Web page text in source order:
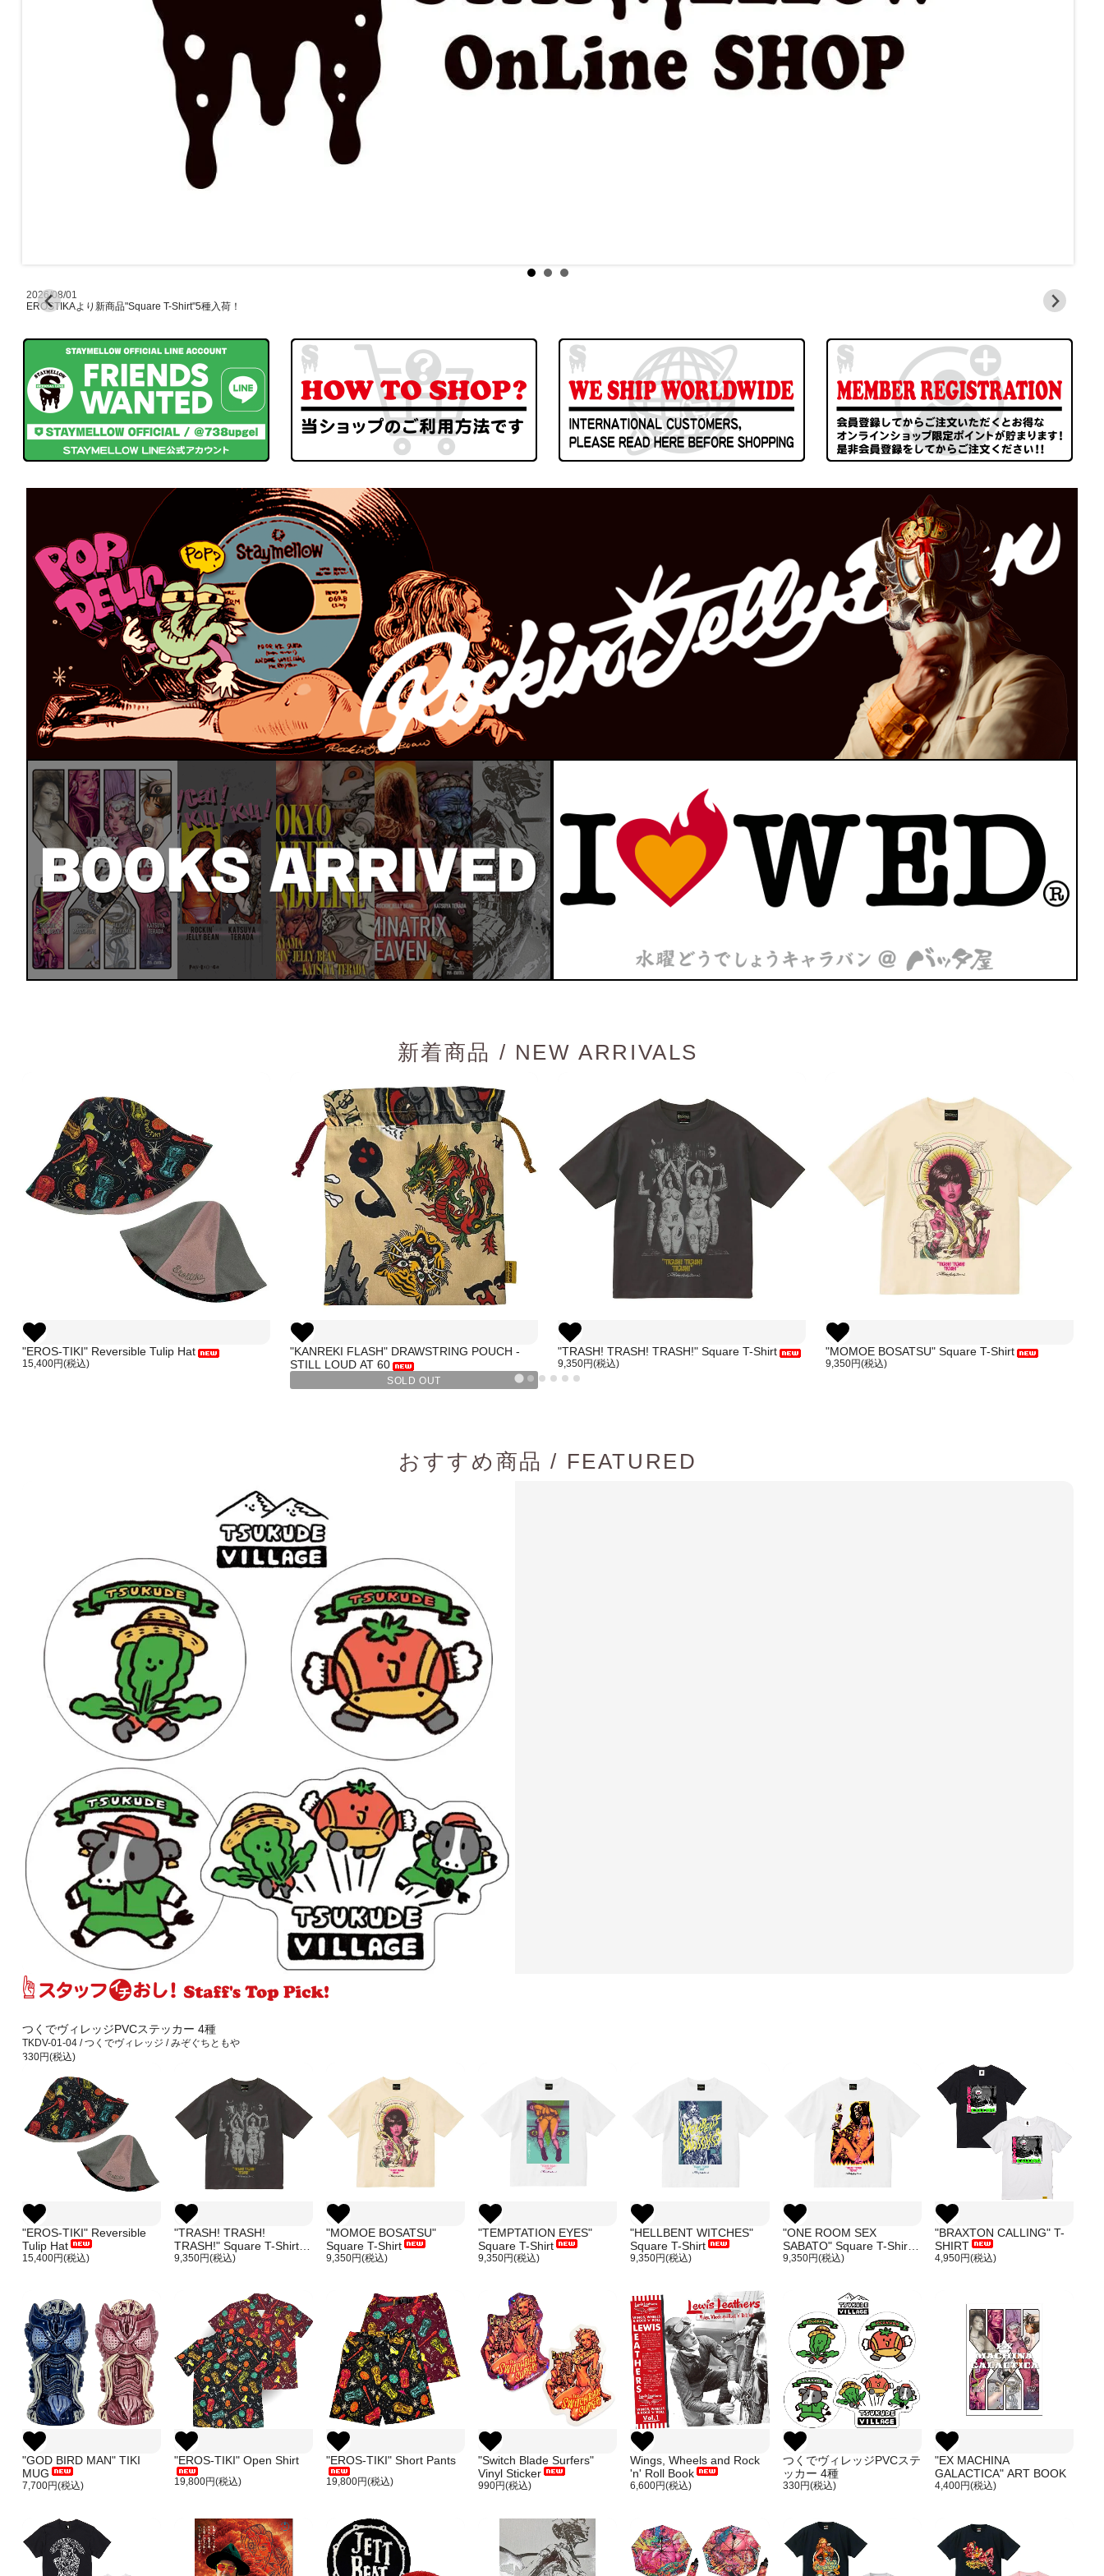
2026/08/01
EROSTIKAより新商品"Square T-Shirt"5種入荷！
新着商品 / NEW ARRIVALS
"EROS-TIKI" Reversible Tulip Hat
15,400円(税込)
"KANREKI FLASH" DRAWSTRING POUCH -
STILL LOUD AT 60
SOLD OUT
"TRASH! TRASH! TRASH!" Square T-Shirt
9,350円(税込)
"MOMOE BOSATSU" Square T-Shirt
9,350円(税込)
おすすめ商品 / FEATURED
つくでヴィレッジPVCステッカー 4種
TKDV-01-04 / つくでヴィレッジ / みぞぐちともや
330円(税込)
"EROS-TIKI" Reversible
Tulip Hat
15,400円(税込)
"TRASH! TRASH!
TRASH!" Square T-Shirt
9,350円(税込)
"MOMOE BOSATSU"
Square T-Shirt
9,350円(税込)
"TEMPTATION EYES"
Square T-Shirt
9,350円(税込)
"HELLBENT WITCHES"
Square T-Shirt
9,350円(税込)
"ONE ROOM SEX
SABATO" Square T-Shirt
9,350円(税込)
"BRAXTON CALLING" T-
SHIRT
4,950円(税込)
"GOD BIRD MAN" TIKI
MUG
7,700円(税込)
"EROS-TIKI" Open Shirt
19,800円(税込)
"EROS-TIKI" Short Pants
19,800円(税込)
"Switch Blade Surfers"
Vinyl Sticker
990円(税込)
Wings, Wheels and Rock
'n' Roll Book
6,600円(税込)
つくでヴィレッジPVCステ
ッカー 4種
330円(税込)
"EX MACHINA
GALACTICA" ART BOOK
4,400円(税込)